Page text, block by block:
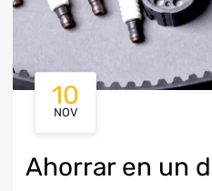
10
NOV
Ahorrar en un